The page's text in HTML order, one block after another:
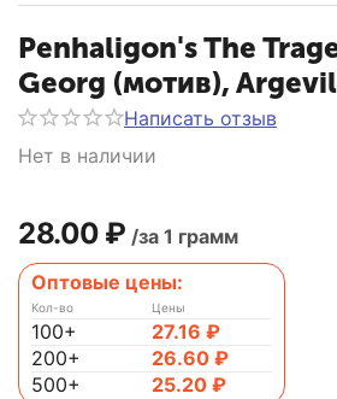
Penhaligon's The
Georg (мотив),
Написать отзыв
Нет в наличии
28.00 ₽ /за 1 грамм
Оптовые цены:
Кол-во
100+
200+
500+
Цены
27.16 ₽
26.60 ₽
25.20 ₽